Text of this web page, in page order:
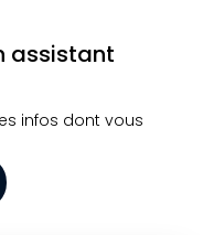
assistant
infos dont vous